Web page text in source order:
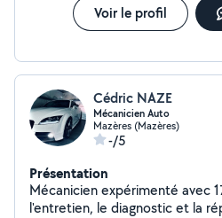
Voir le profil
Cédric NAZE
Mécanicien Auto
Mazères (Mazères)
-/5
Présentation
Mécanicien expérimenté avec
l'entretien, le diagnostic et la